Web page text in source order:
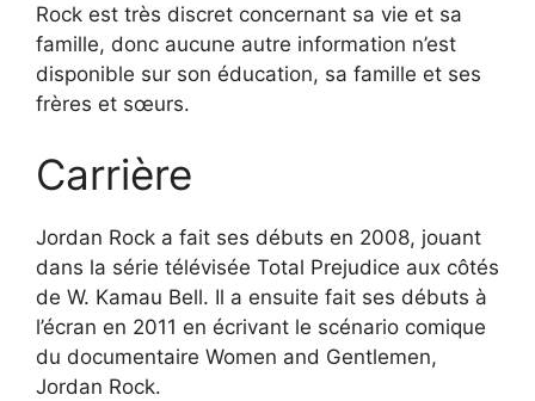
Rock est très discret concernant sa vie et sa
famille, donc aucune autre information n’est
disponible sur son éducation, sa famille et ses
frères et sœurs.
Carrière
Jordan Rock a fait ses débuts en 2008, jouant
dans la série télévisée Total Prejudice aux côtés
de W. Kamau Bell. Il a ensuite fait ses débuts à
l’écran en 2011 en écrivant le scénario comique
du documentaire Women and Gentlemen,
Jordan Rock.